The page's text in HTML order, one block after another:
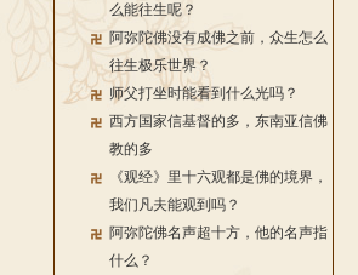
么能往生呢？
阿弥陀佛没有成佛之前，众生怎么
往生极乐世界？
师父打坐时能看到什么光吗？
西方国家信基督的多，东南亚信佛
教的多
《观经》里十六观都是佛的境界，
我们凡夫能观到吗？
阿弥陀佛名声超十方，他的名声指
什么？